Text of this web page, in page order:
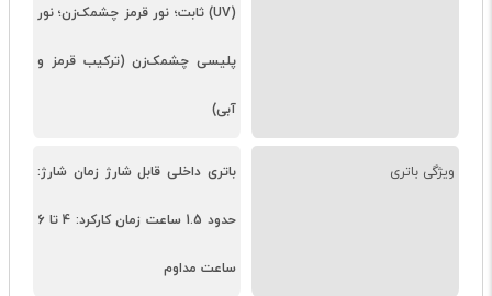
(UV) ثابت؛ نور قرمز چشمک‌زن؛ نور
پلیسی چشمک‌زن (ترکیب قرمز و
آبی)
ویژگی باتری باتری داخلی قابل شارژ زمان شارژ:
حدود 1.5 ساعت زمان کارکرد: 4 تا 6
ساعت مداوم